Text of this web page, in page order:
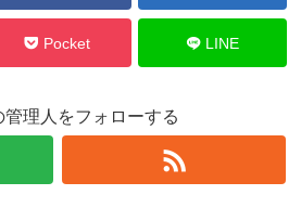
Pocket LINE
管理人をフォローする